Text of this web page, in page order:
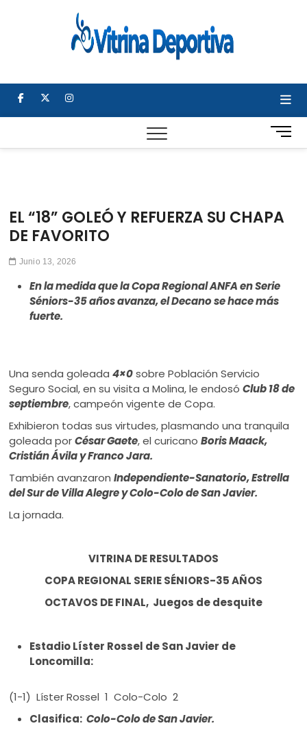
facebook
twitterinstagram
B
o
e
ú
EL “18” GOLEÓ Y REFUERZA SU CHAPA
DE FAVORITO
Junio 13, 2026
En la medida que la Copa Regional ANFA en Serie
Séniors-35 años avanza, el Decano se hace más
fuerte.
Una senda goleada4×0sobre Población Servicio
Seguro Social, en su visita a Molina, le endosóClub 18 de
septiembre, campeón vigente de Copa.
Exhibieron todas sus virtudes, plasmando una tranquila
goleada porCésar Gaete, el curicanoBoris Maack,
Cristián Ávila y Franco Jara.
También avanzaronIndependiente-Sanatorio, Estrella
del Sur de Villa Alegre y Colo-Colo de San Javier.
La jornada.
VITRINA DE RESULTADOS
COPA REGIONAL SERIE SÉNIORS-35 AÑOS
OCTAVOS DE FINAL, Juegos de desquite
Estadio Líster Rossel de San Javier de
Loncomilla:
(1-1) Líster Rossel 1 Colo-Colo 2
Clasifica:Colo-Colo de San Javier.